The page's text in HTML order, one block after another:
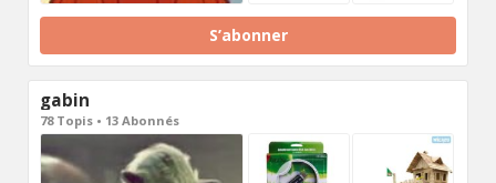
S’abonner
gabin
78 Topis • 13 Abonnés